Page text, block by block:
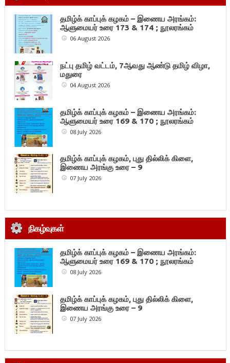
தமிழ்க் காப்புக் கழகம் – இணைய அரங்கம்:
ஆளுமையர் உரை 173 & 174 ; நூலரங்கம்
06 August 2026
நட்பு தமிழ் வட்டம், 7ஆவது ஆண்டு தமிழ் விழா,
மதுரை
04 August 2026
தமிழ்க் காப்புக் கழகம் – இணைய அரங்கம்:
ஆளுமையர் உரை 169 & 170 ; நூலரங்கம்
08 July 2026
தமிழ்க் காப்புக் கழகம், புது தில்லிக் கிளை,
இணைய அரங்கு உரை – 9
07 July 2026
நிகழ்வுகள்
தமிழ்க் காப்புக் கழகம் – இணைய அரங்கம்:
ஆளுமையர் உரை 169 & 170 ; நூலரங்கம்
08 July 2026
தமிழ்க் காப்புக் கழகம், புது தில்லிக் கிளை,
இணைய அரங்கு உரை – 9
07 July 2026